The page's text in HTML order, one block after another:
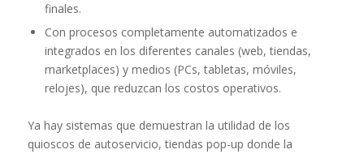
finales.
Con procesos completamente automatizados e
integrados en los diferentes canales (web, tiendas,
marketplaces) y medios (PCs, tabletas, móviles,
relojes), que reduzcan los costos operativos.
Ya hay sistemas que demuestran la utilidad de los
quioscos de autoservicio, tiendas pop-up donde la